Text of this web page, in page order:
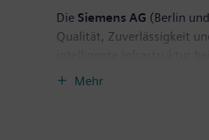
Die Siemens AG (Berlin
Qualität, Zuverlässigkeit
eigenständig geführte
Mehr